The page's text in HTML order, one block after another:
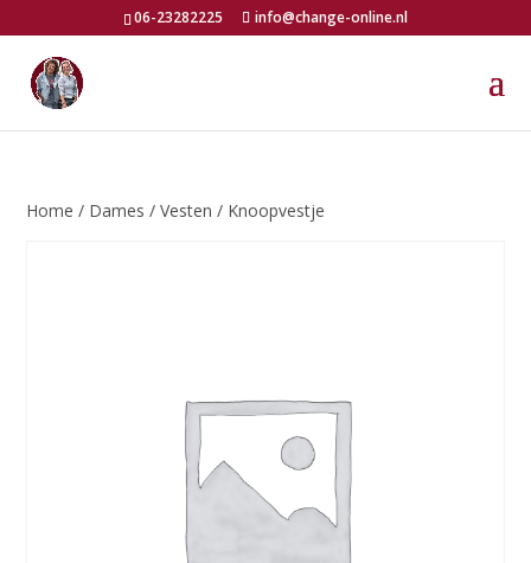
06-23282225 info@change-online.nl
Home / Dames /Vesten / Knoopvestje